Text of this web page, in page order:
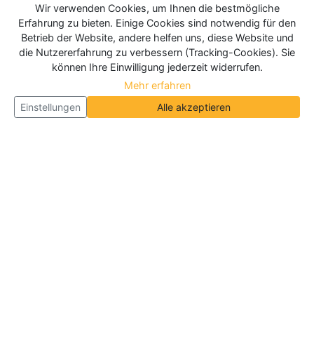
Wir verwenden Cookies, um Ihnen die bestmögliche
Erfahrung zu bieten. Einige Cookies sind notwendig für den
Betrieb der Website, andere helfen uns, diese Website und
die Nutzererfahrung zu verbessern (Tracking-Cookies). Sie
können Ihre Einwilligung jederzeit widerrufen.
Mehr erfahren
Einstellungen
Alle akzeptieren